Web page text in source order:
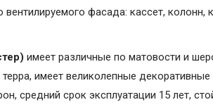
фасада: кассет, колонн,
имеет различные по матовости и
терра, имеет великолепные
средний срок эксплуатации 15 лет,